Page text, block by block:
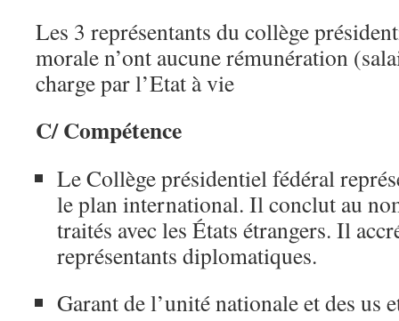
Les 3 représentants du collège
morale n’ont aucune rémunération
charge par l’Etat à vie
C/ Compétence
Le Collège présidentiel fédéral
le plan international. Il conclut au
traités avec les États étrangers. Il
représentants diplomatiques.
Garant de l’unité nationale et des us